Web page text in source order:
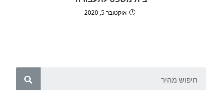
אוקטובר 5, 2020